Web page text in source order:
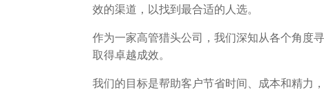
效的渠道，以找到最合适的人选。
作为一家高管猎头公司，我们深知从各个角度
取得卓越成效。
我们的目标是帮助客户节省时间、成本和精力